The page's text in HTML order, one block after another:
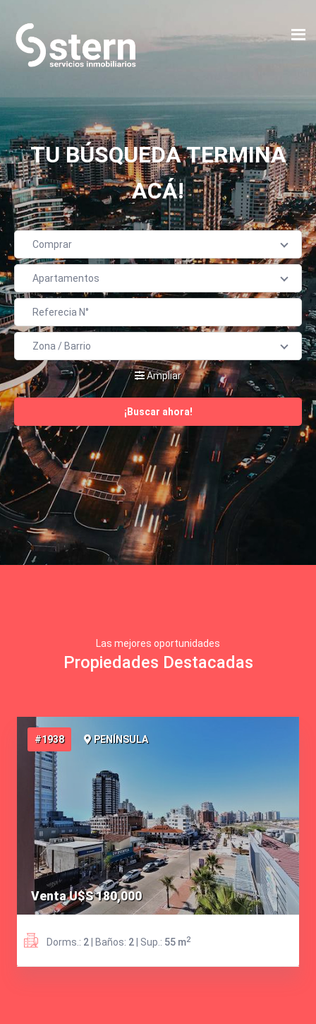
TU BÚSQUEDA TERMINA
ACÁ!
Ampliar
Las mejores oportunidades
Propiedades Destacadas
#988 PENÍNSULA
Venta U$S 128,000
Dorms.: 1 | Baños: 1 | Sup.: 43 m2